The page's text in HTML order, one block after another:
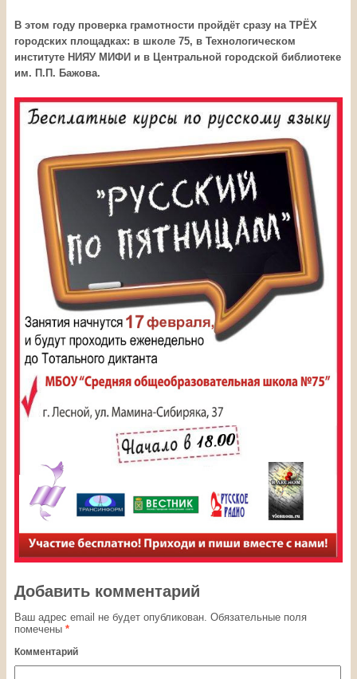
В этом году проверка грамотности пройдёт сразу на ТРЁХ
городских площадках: в школе 75, в Технологическом
институте НИЯУ МИФИ и в Центральной городской библиотеке
им. П.П. Бажова.
Добавить комментарий
Ваш адрес email не будет опубликован. Обязательные поля
помечены *
Комментарий